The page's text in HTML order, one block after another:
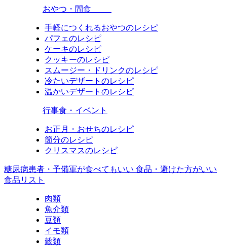
おやつ・間食
手軽につくれるおやつのレシピ
パフェのレシピ
ケーキのレシピ
クッキーのレシピ
スムージー・ドリンクのレシピ
冷たいデザートのレシピ
温かいデザートのレシピ
行事食・イベント
お正月・おせちのレシピ
節分のレシピ
クリスマスのレシピ
糖尿病患者・予備軍が食べてもいい 食品・避けた方がいい
食品リスト
肉類
魚介類
豆類
イモ類
穀類